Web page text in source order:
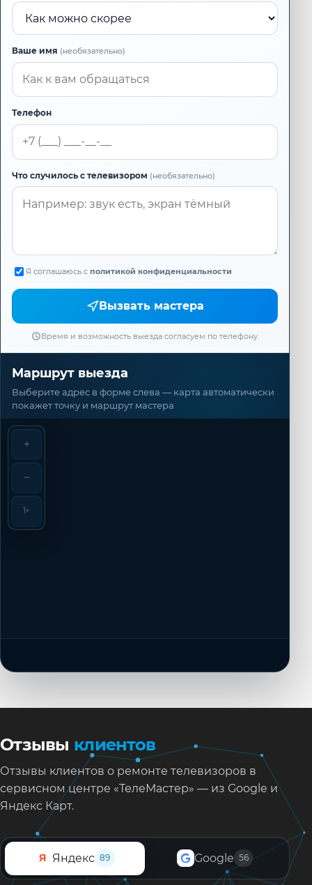
Маршрут выезда
Выберите адрес в форме слева — карта автоматически
покажет точку и маршрут мастера
+
−
1×
Ваше имя (необязательно)
Телефон
Что случилось с телевизором (необязательно)
Я соглашаюсь с политикой конфиденциальности
Вызвать мастера
Время и возможность выезда согласуем по телефону.
Отзывы клиентов
Отзывы клиентов о ремонте телевизоров в
сервисном центре «ТелеМастер» — из Google и
Яндекс Карт.
Я Яндекс 89 Google 56